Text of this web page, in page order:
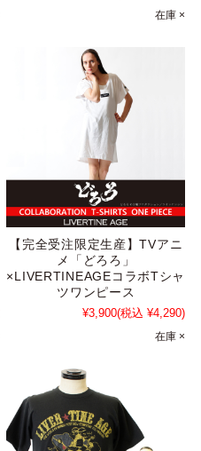
在庫 ×
【完全受注限定生産】TVアニ
メ「どろろ」
×LIVERTINEAGEコラボTシャ
ツワンピース
¥3,900(税込 ¥4,290)
在庫 ×